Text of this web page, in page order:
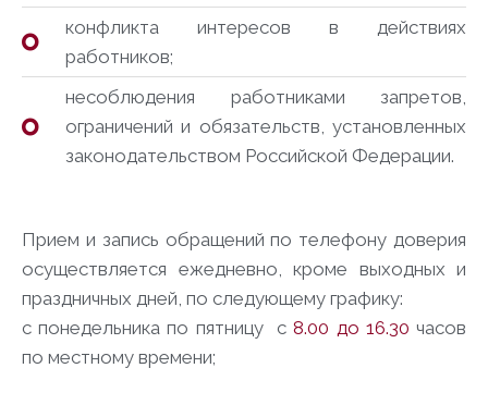
конфликта интересов в действиях
работников;
несоблюдения работниками запретов,
ограничений и обязательств, установленных
законодательством Российской Федерации.
Прием и запись обращений по телефону доверия
осуществляется ежедневно, кроме выходных и
праздничных дней, по следующему графику:
с понедельника по пятницу с8.00 до 16.30 часов
по местному времени;